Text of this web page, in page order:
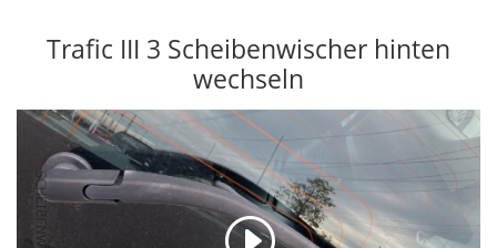
Trafic III 3 Scheibenwischer hinten
wechseln